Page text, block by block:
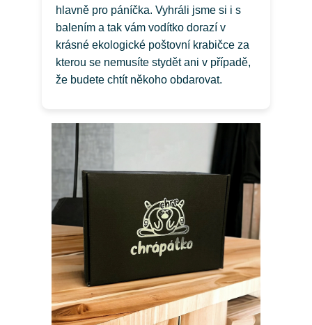
hlavně pro páníčka. Vyhráli jsme si i s
balením a tak vám vodítko dorazí v
krásné ekologické poštovní krabičce za
kterou se nemusíte stydět ani v případě,
že budete chtít někoho obdarovat.